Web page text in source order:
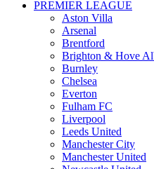
PREMIER LEAGUE
Aston Villa
Arsenal
Brentford
Brighton & Hove
Burnley
Chelsea
Everton
Fulham FC
Liverpool
Leeds United
Manchester City
Manchester United